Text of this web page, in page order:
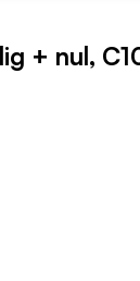
+ nul,